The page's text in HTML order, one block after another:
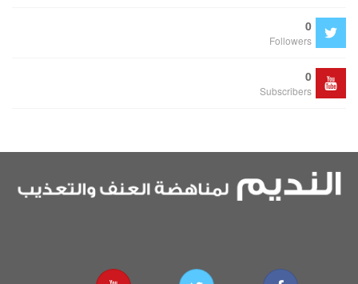
0
Followers
0
Subscribers